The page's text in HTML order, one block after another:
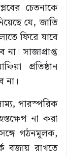
চেতনাকে
যে, জাতি
ফিরে যাবে
না। সাজাপ্রাপ্ত
প্রতিষ্ঠান
না।
পারস্পরিক
না করা
গঠনমূলক,
বজায় রাখতে